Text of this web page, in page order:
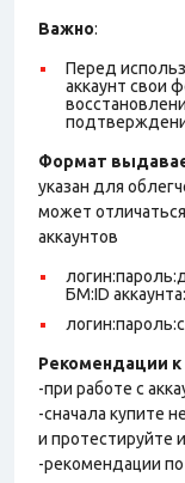
Важно:
Перед
аккаунт свои
Формат
указан для
может
аккаунтов
БМ:ID
Рекомендации к
-при работе с
-сначала купите
и протестируйте
-рекомендации